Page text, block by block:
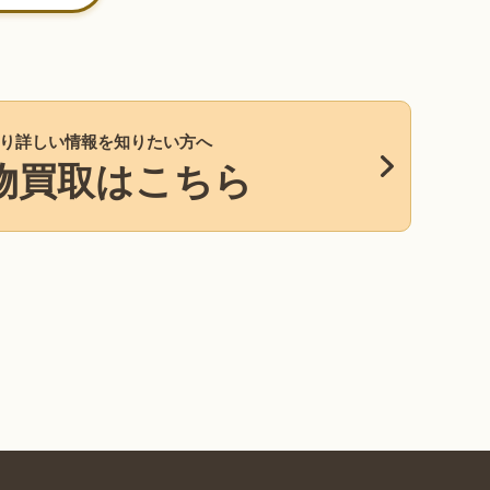
詳しい情報を知りたい方へ
買取はこちら